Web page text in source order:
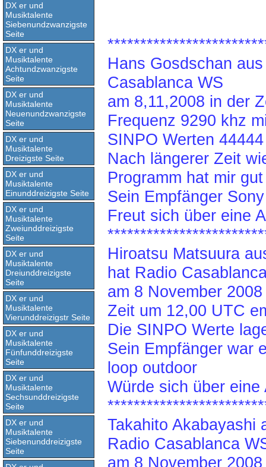
DX er und
Musiktalente
Siebenundzwanzigste
Seite
DX er und
Musiktalente
Achtundzwanzigste
Seite
DX er und
Musiktalente
Neuenundzwanzigste
Seite
DX er und
Musiktalente
Dreizigste Seite
DX er und
Musiktalente
Einunddreizigste Seite
DX er und
Musiktalente
Zweiunddreizigste
Seite
DX er und
Musiktalente
Dreiunddreizigste
Seite
DX er und
Musiktalente
Vierunddreizigstr Seite
DX er und
Musiktalente
Fünfunddreizigste
Seite
DX er und
Musiktalente
Sechsunddreizigste
Seite
DX er und
Musiktalente
Siebenunddreizigste
Seite
Hans Gosdschan
Casablanca WS
am 8,11,2008 in der
Frequenz 9290 khz
SINPO Werten
Nach längerer Zeit
Programm hat mir
Sein Empfänger
Freut sich über eine
Hiroatsu Matsuura
hat Radio
am 8 November
Zeit um 12,00 UTC
Die SINPO Werte
Sein Empfänger war
loop outdoor
Würde sich über
Takahito Akabayashi
Radio Casablanca
am 8 November